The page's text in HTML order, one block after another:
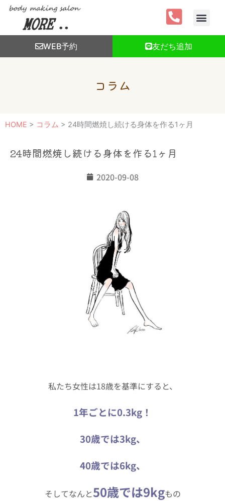
WEB予約 友だち追加
コラム
HOME > コラム > 24時間燃焼し続ける身体を作る1ヶ月
24時間燃焼し続ける身体を作る1ヶ月
2020-09-08
私たち女性は18歳を基準にすると、
1年ごとに0.3kg！
30歳では3kg、
40歳では6kg、
そしてなんと50歳では9kgもの